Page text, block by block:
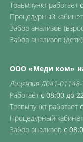
Травмпункт работает
Процедурный
Забор анализов
Забор анализов (дети)
ООО «Меди ком»
Лицензия Л041-
Работает с 08:00 до
Травмпункт работает
Процедурный
Забор анализов с